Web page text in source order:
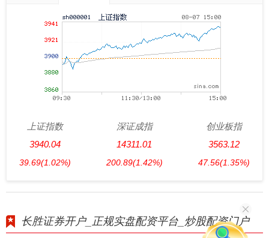
上证指数
3940.04
39.69(1.02%)
深证成指
14311.01
200.89(1.42%)
创业板指
3563.12
47.56(1.35%)
长胜证券开户_正规实盘配资平台_炒股配资门户